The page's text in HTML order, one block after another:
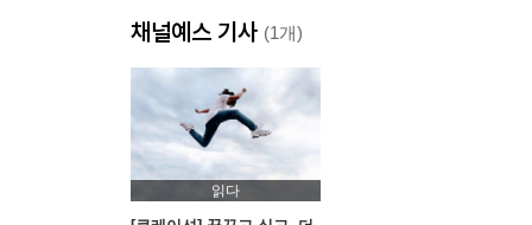
채널예스 기사 (1개)
읽다